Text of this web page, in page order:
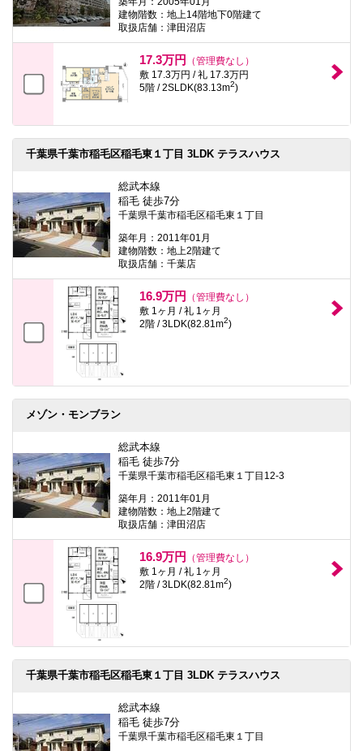
建物階数：地上14階地下0階建て
取扱店舗：津田沼店
17.3万円
（管理費なし）
敷 17.3万円 / 礼 17.3万円
5階 / 2SLDK(83.13m2)
千葉県千葉市稲毛区稲毛東１丁目 3LDK テラスハウス
総武本線
稲毛 徒歩7分
千葉県千葉市稲毛区稲毛東１丁目
築年月：2011年01月
建物階数：地上2階建て
取扱店舗：千葉店
16.9万円
（管理費なし）
敷 1ヶ月 / 礼 1ヶ月
2階 / 3LDK(82.81m2)
メゾン・モンブラン
総武本線
稲毛 徒歩7分
千葉県千葉市稲毛区稲毛東１丁目12-3
築年月：2011年01月
建物階数：地上2階建て
取扱店舗：津田沼店
16.9万円
（管理費なし）
敷 1ヶ月 / 礼 1ヶ月
2階 / 3LDK(82.81m2)
千葉県千葉市稲毛区稲毛東１丁目 3LDK テラスハウス
総武本線
稲毛 徒歩7分
千葉県千葉市稲毛区稲毛東１丁目